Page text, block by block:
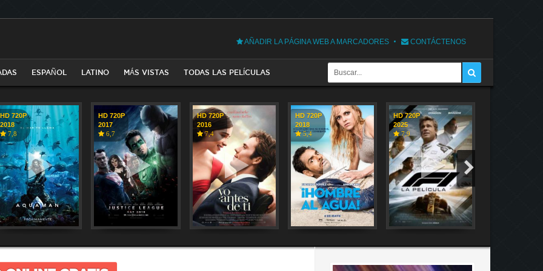
AÑADIR LA PÁGINA WEB A MARCADORES CONTÁCTENOS
ESPAÑOL LATINO MÁS VISTAS TODAS LAS PELÍCULAS
HD 720P
2018
7,8
HD 720P
2017
6,7
HD 720P
2016
7,4
HD 720P
2018
5,4
HD 720P
2025
7,9